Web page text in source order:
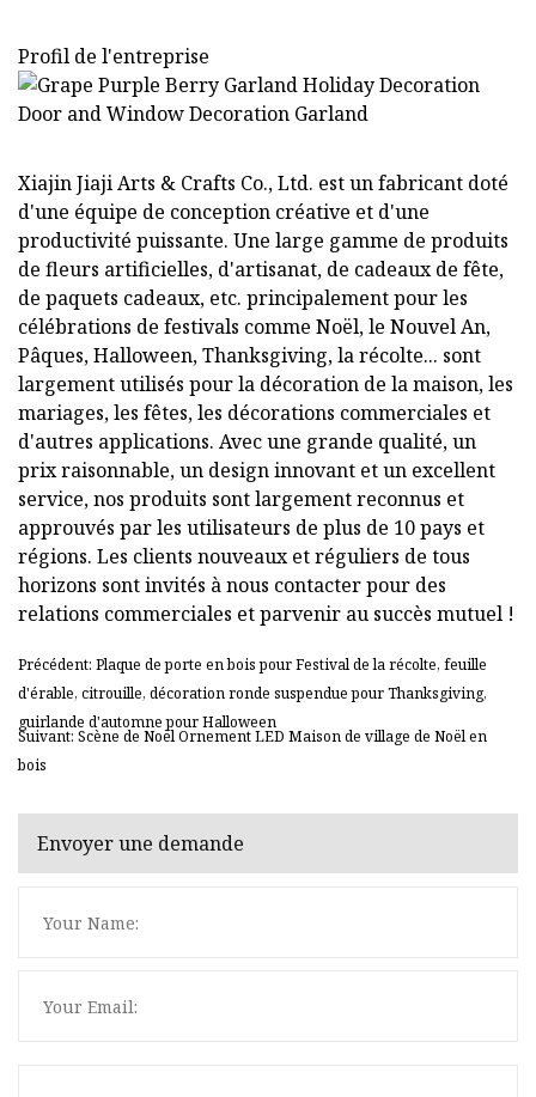
Profil de l'entreprise
Xiajin Jiaji Arts & Crafts Co., Ltd. est un fabricant doté
d'une équipe de conception créative et d'une
productivité puissante. Une large gamme de produits
de fleurs artificielles, d'artisanat, de cadeaux de fête,
de paquets cadeaux, etc. principalement pour les
célébrations de festivals comme Noël, le Nouvel An,
Pâques, Halloween, Thanksgiving, la récolte... sont
largement utilisés pour la décoration de la maison, les
mariages, les fêtes, les décorations commerciales et
d'autres applications. Avec une grande qualité, un
prix raisonnable, un design innovant et un excellent
service, nos produits sont largement reconnus et
approuvés par les utilisateurs de plus de 10 pays et
régions. Les clients nouveaux et réguliers de tous
horizons sont invités à nous contacter pour des
relations commerciales et parvenir au succès mutuel !
Précédent: Plaque de porte en bois pour Festival de la récolte, feuille
d'érable, citrouille, décoration ronde suspendue pour Thanksgiving,
guirlande d'automne pour Halloween
Suivant: Scène de Noël Ornement LED Maison de village de Noël en
bois
Envoyer une demande